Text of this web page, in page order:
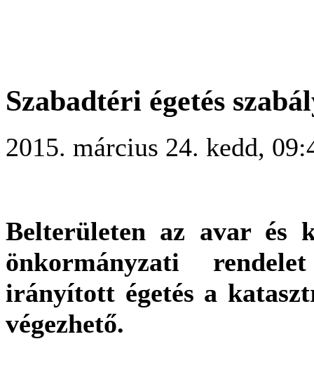
Szabadtéri égetés
2015. március 24. kedd,
Belterületen az avar és
önkormányzati
irányított égetés a
végezhető.